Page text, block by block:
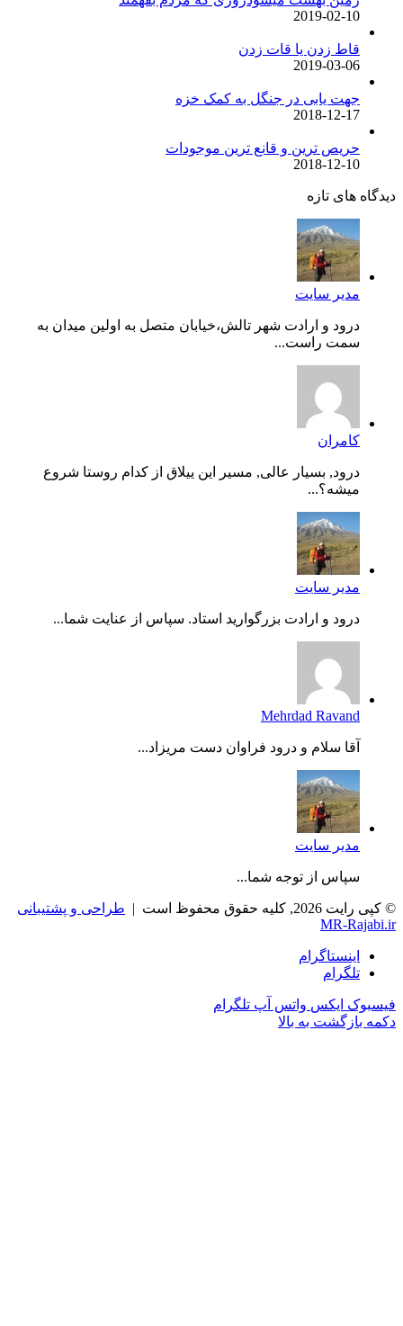
2019-02-10
قاط زدن یا قات زدن
2019-03-06
جهت یابی در جنگل به کمک خزه
2018-12-17
حریص ترین و قانع ترین موجودات
2018-12-10
دیدگاه های تازه
مدیر سایت
درود و ارادت شهر تالش،خیابان متصل به اولین میدان به
سمت راست...
کامران
درود, بسیار عالی, مسیر این ییلاق از کدام روستا شروع
میشه؟...
مدیر سایت
درود و ارادت بزرگوارید استاد. سپاس از عنایت شما...
Mehrdad Ravand
آقا سلام و درود فراوان دست مریزاد...
مدیر سایت
سپاس از توجه شما...
© کپی رایت 2026, کلیه حقوق محفوظ است |
طراحی و پشتیبانی
MR-Rajabi.ir
اینستاگرام
تلگرام
فیسبوک ایکس واتس آپ تلگرام
دکمه بازگشت به بالا